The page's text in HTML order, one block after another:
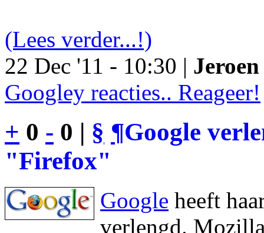
(Lees verder...!)
22 Dec '11 - 10:30 |
Googley reacties.. Reageer!
+ 0 - 0 | § ¶Google
"Firefox"
Google heeft
verlengd.